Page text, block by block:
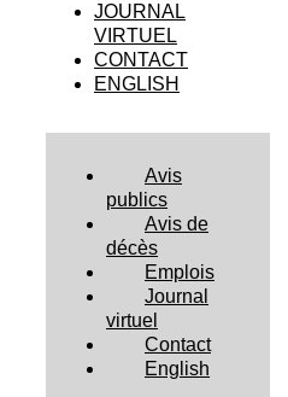
JOURNAL
VIRTUEL
CONTACT
ENGLISH
Avis
publics
Avis de
décès
Emplois
Journal
virtuel
Contact
English